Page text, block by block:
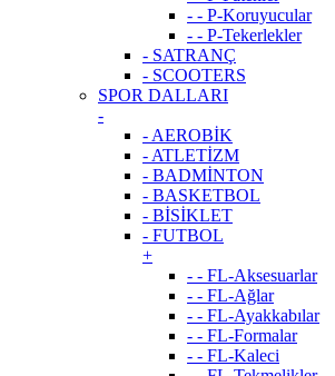
- - P-Koruyucular
- - P-Tekerlekler
- SATRANÇ
- SCOOTERS
SPOR DALLARI
-
- AEROBİK
- ATLETİZM
- BADMİNTON
- BASKETBOL
- BİSİKLET
- FUTBOL
+
- - FL-Aksesuarlar
- - FL-Ağlar
- - FL-Ayakkabılar
- - FL-Formalar
- - FL-Kaleci